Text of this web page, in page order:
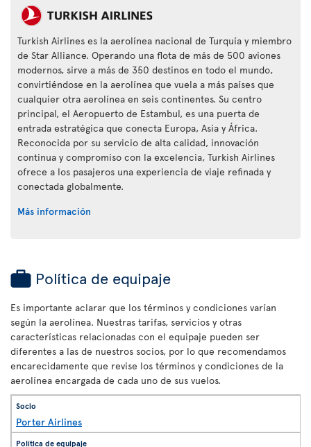
Turkish Airlines es la aerolínea nacional de Turquía y miembro
de Star Alliance. Operando una flota de más de 500 aviones
modernos, sirve a más de 350 destinos en todo el mundo,
convirtiéndose en la aerolínea que vuela a más países que
cualquier otra aerolínea en seis continentes. Su centro
principal, el Aeropuerto de Estambul, es una puerta de
entrada estratégica que conecta Europa, Asia y África.
Reconocida por su servicio de alta calidad, innovación
continua y compromiso con la excelencia, Turkish Airlines
ofrece a los pasajeros una experiencia de viaje refinada y
conectada globalmente.
Más información
Política de equipaje
Es importante aclarar que los términos y condiciones varían
según la aerolínea. Nuestras tarifas, servicios y otras
características relacionadas con el equipaje pueden ser
diferentes a las de nuestros socios, por lo que recomendamos
encarecidamente que revise los términos y condiciones de la
aerolínea encargada de cada uno de sus vuelos.
Porter Airlines